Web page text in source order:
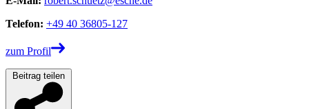
Telefon: +49 40 36805-127
zum Profil
Beitrag teilen